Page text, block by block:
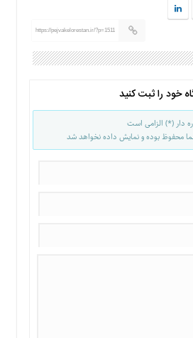
https://pejvakelorestan.ir/?p=1511
خود را ثبت کنید
دار (*) الزامی است
محفوظ بوده و نمایش داده نخواهد شد